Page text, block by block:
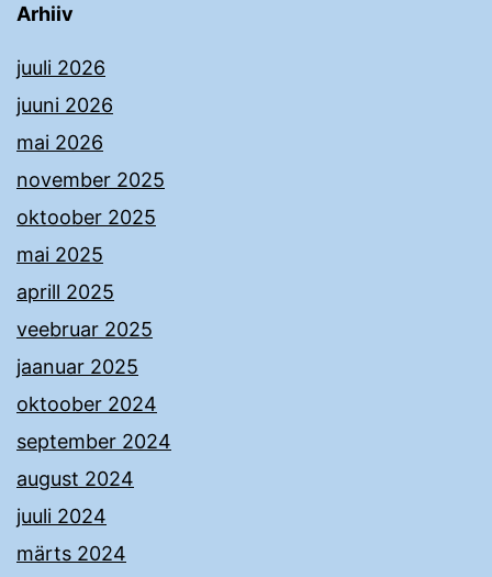
Arhiiv
juuli 2026
juuni 2026
mai 2026
november 2025
oktoober 2025
mai 2025
aprill 2025
veebruar 2025
jaanuar 2025
oktoober 2024
september 2024
august 2024
juuli 2024
märts 2024